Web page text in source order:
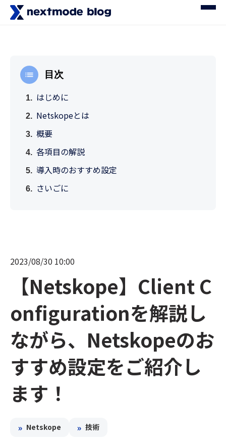
目次
はじめに
Netskopeとは
概要
各項目の解説
導入時のおすすめ設定
さいごに
2023/08/30 10:00
【Netskope】Client C
onfigurationを解説し
ながら、Netskopeのお
すすめ設定をご紹介し
ます！
» Netskope » 技術